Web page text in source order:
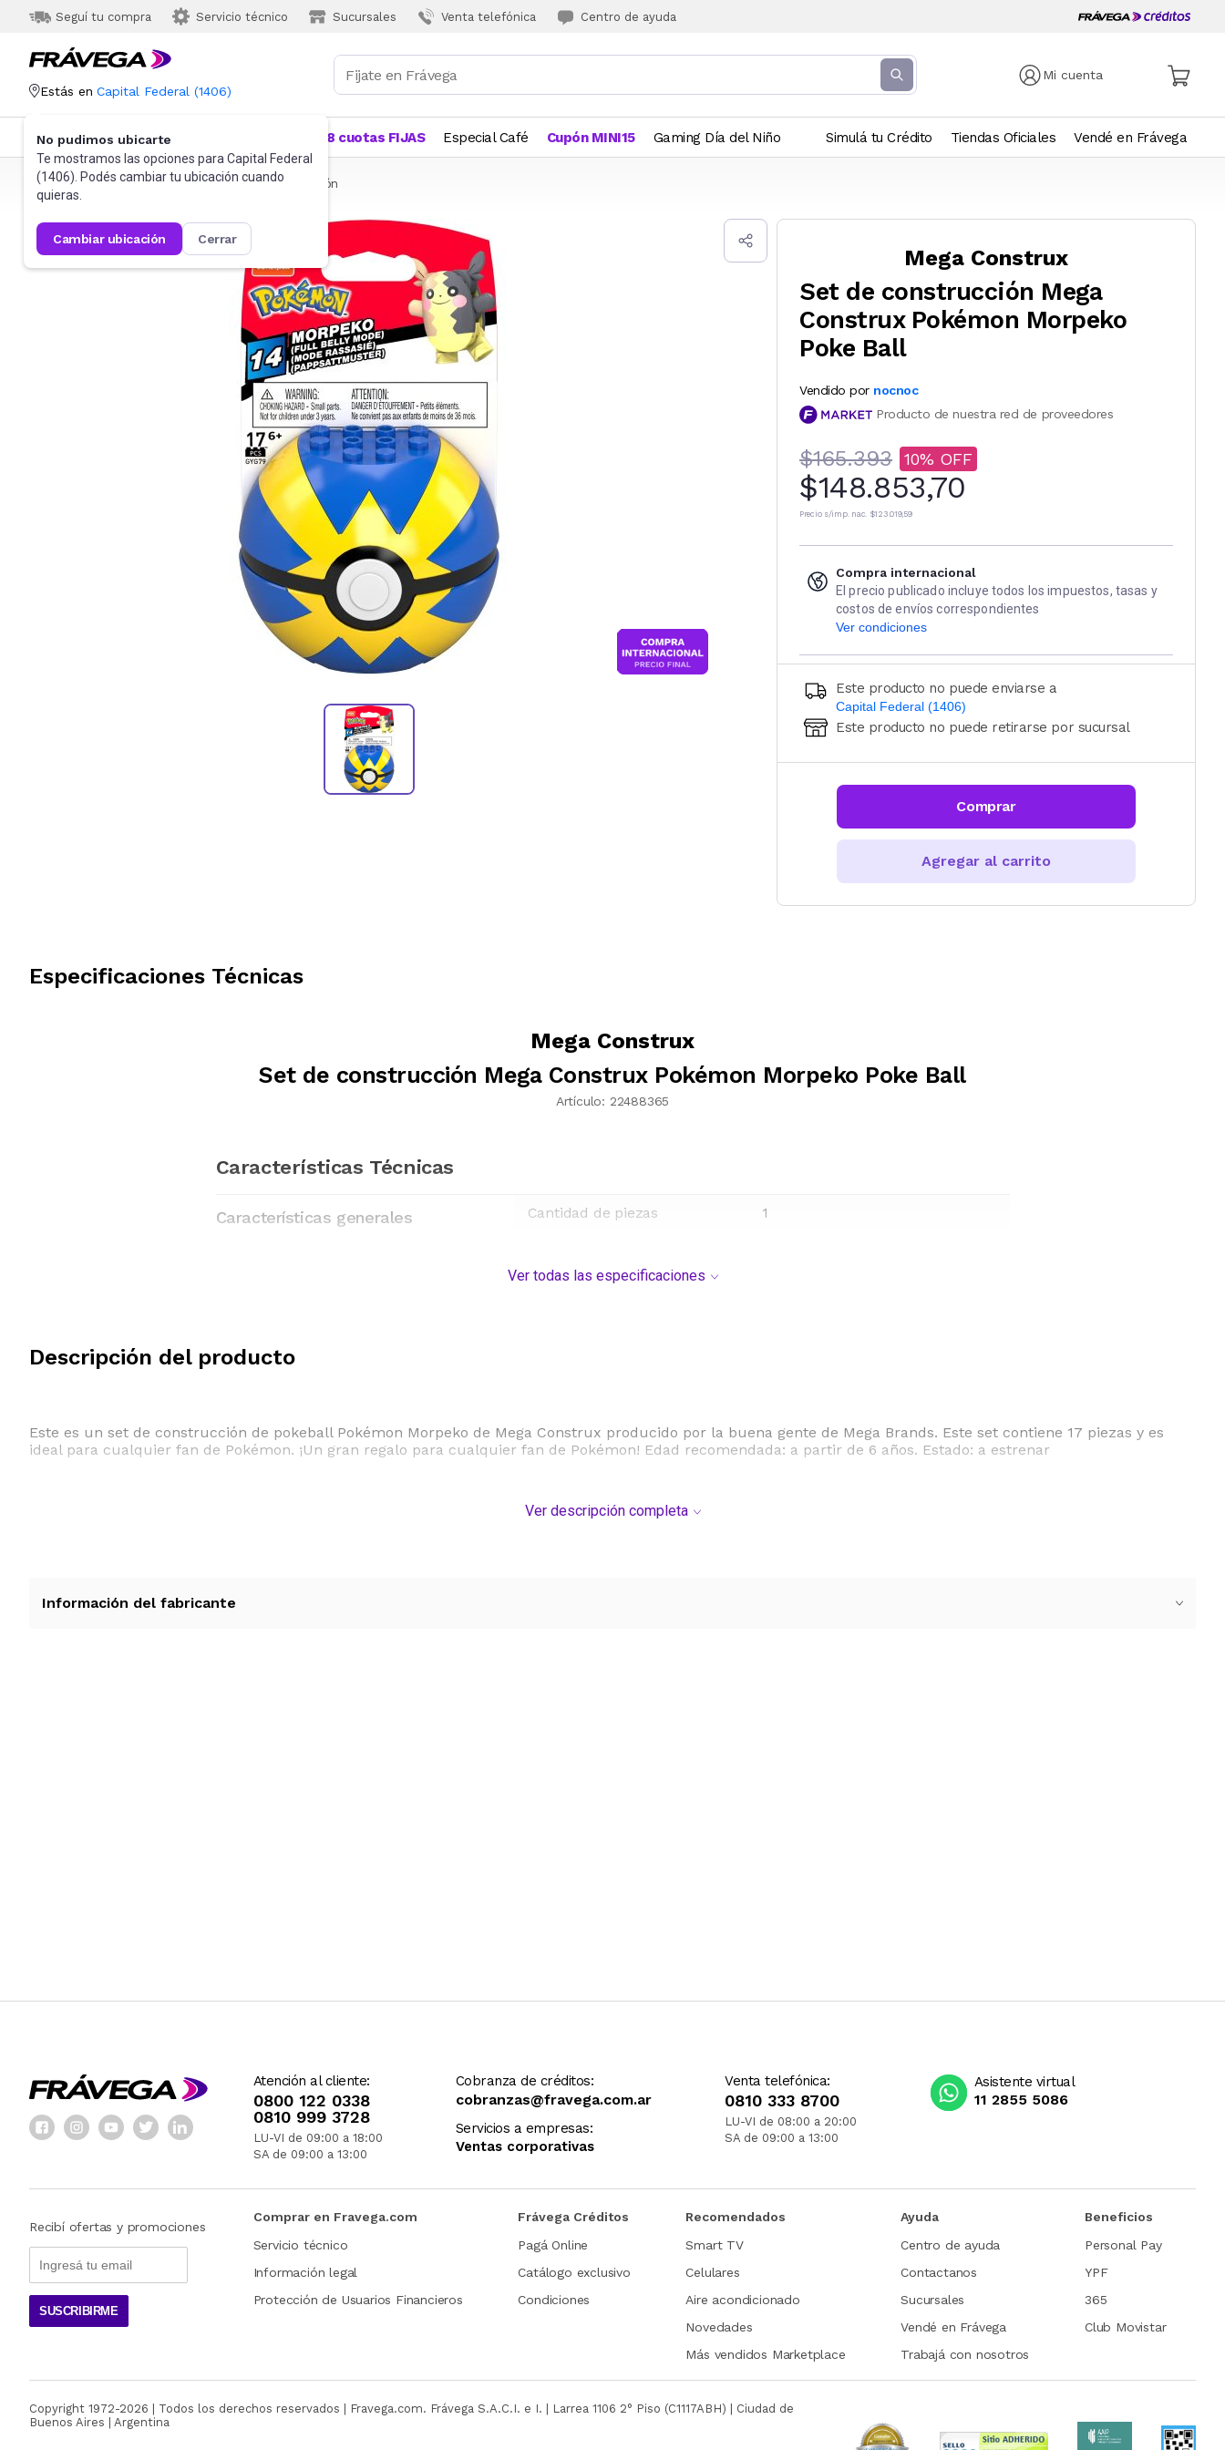
Seguí tu compra Servicio técnico Sucursales Venta telefónica Centro de ayuda
Mi cuenta
Estás en Capital Federal (1406)
No pudimos ubicarte
Te mostramos las opciones para Capital Federal
(1406). Podés cambiar tu ubicación cuando
quieras.
cambiar ubicación cerrar
Categorías Más Vendidos 18 cuotas FIJAS Especial Café Cupón MINI15 Gaming Día del Niño Simulá tu Crédito Tiendas Oficiales Vendé en Frávega
Frávega Juguetes y Juegos Bloques y Construcción
Mega Construx
Set de construcción Mega
Construx Pokémon Morpeko
Poke Ball
Vendido por nocnoc
Producto de nuestra red de proveedores
$165.393 10
$148.853,70
Precio s/imp. nac. $123.019,59
Compra internacional
El precio publicado incluye todos los impuestos, tasas y
costos de envíos correspondientes
Ver condiciones
Este producto no puede enviarse a
Capital Federal (1406)
Ingresá código postal (sólo números)
CALCULAR
Este producto no puede retirarse por sucursal
Comprar
Agregar al carrito
Especificaciones Técnicas
Mega Construx
Set de construcción Mega Construx Pokémon Morpeko Poke Ball
Artículo: 22488365
Características Técnicas
Características generales Cantidad de piezas 1
Ver todas las especificaciones
Descripción del producto
Este es un set de construcción de pokeball Pokémon Morpeko de Mega Construx producido por la buena gente de Mega Brands. Este set contiene 17 piezas y es
ideal para cualquier fan de Pokémon. ¡Un gran regalo para cualquier fan de Pokémon! Edad recomendada: a partir de 6 años. Estado: a estrenar
Ver descripción completa
Información del fabricante
Atención al cliente:
0800 122 0338
0810 999 3728
LU-VI de 09:00 a 18:00
SA de 09:00 a 13:00
Cobranza de créditos:
cobranzas@fravega.com.ar
Servicios a empresas:
Ventas corporativas
Venta telefónica:
0810 333 8700
LU-VI de 08:00 a 20:00
SA de 09:00 a 13:00
Asistente virtual
11 2855 5086
Recibí ofertas y promociones
SUSCRIBIRME
Comprar en Fravega.com
Servicio técnico
Información legal
Protección de Usuarios Financieros
Frávega Créditos
Pagá Online
Catálogo exclusivo
Condiciones
Recomendados
Smart TV
Celulares
Aire acondicionado
Novedades
Más vendidos Marketplace
Ayuda
Centro de ayuda
Contactanos
Sucursales
Vendé en Frávega
Trabajá con nosotros
Beneficios
Personal Pay
YPF
365
Club Movistar
Copyright 1972-2026 | Todos los derechos reservados | Fravega.com. Frávega S.A.C.I. e I. | Larrea 1106 2° Piso (C1117ABH) | Ciudad de
Buenos Aires | Argentina